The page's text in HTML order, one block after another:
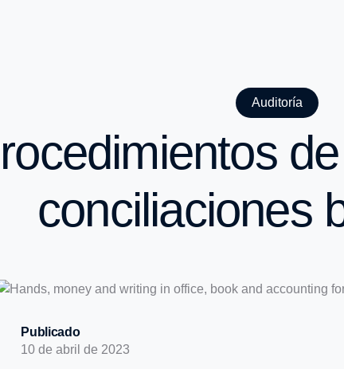
Auditoría
conciliaciones
Publicado
10 de abril de 2023